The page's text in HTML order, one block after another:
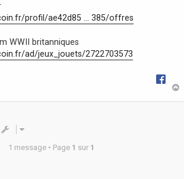
profil/ae42d85 ... 385/offres
WWII britanniques
ad/jeux_jouets/2722703573
1 message • Page 1 sur 1